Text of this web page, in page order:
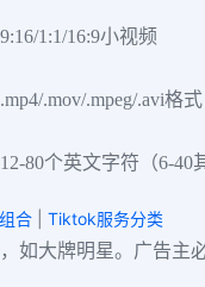
1:1/16:9小视频
.mov/.mpeg/.avi格
80个英文字符（6-
合
Tiktok服务分类
如大牌明星。广告主